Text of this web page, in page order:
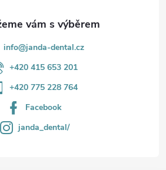
info@janda-dental.cz
+420 415 653 201
+420 775 228 764
Facebook
janda_dental/